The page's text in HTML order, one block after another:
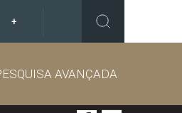
+
AVANÇADA